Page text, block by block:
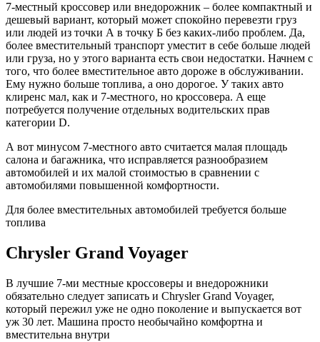
7-местный кроссовер или внедорожник – более компактный и
дешевый вариант, который может спокойно перевезти груз
или людей из точки А в точку Б без каких-либо проблем. Да,
более вместительный транспорт уместит в себе больше людей
или груза, но у этого варианта есть свои недостатки. Начнем с
того, что более вместительное авто дороже в обслуживании.
Ему нужно больше топлива, а оно дорогое. У таких авто
клиренс мал, как и 7-местного, но кроссовера. А еще
потребуется получение отдельных водительских прав
категории D.
А вот минусом 7-местного авто считается малая площадь
салона и багажника, что исправляется разнообразием
автомобилей и их малой стоимостью в сравнении с
автомобилями повышенной комфортности.
Для более вместительных автомобилей требуется больше
топлива
Chrysler Grand Voyager
В лучшие 7-ми местные кроссоверы и внедорожники
обязательно следует записать и Chrysler Grand Voyager,
который пережил уже не одно поколение и выпускается вот
уж 30 лет. Машина просто необычайно комфортна и
вместительна внутри